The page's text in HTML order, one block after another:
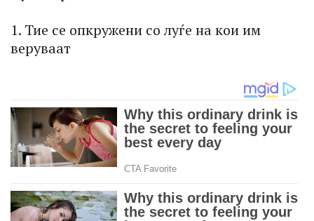
1. Тие се опкружени со луѓе на кои им
веруваат